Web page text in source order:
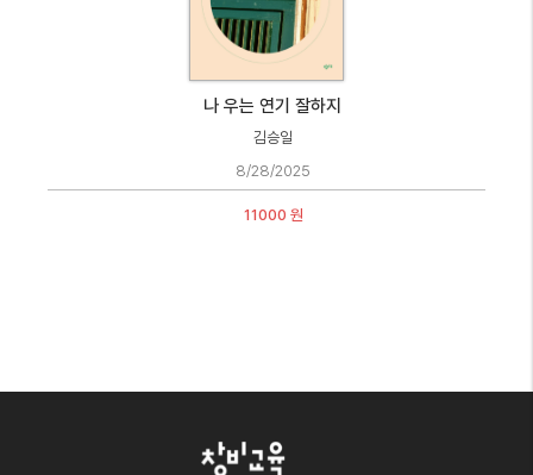
나 우는 연기 잘하지
김승일
8/28/2025
11000 원